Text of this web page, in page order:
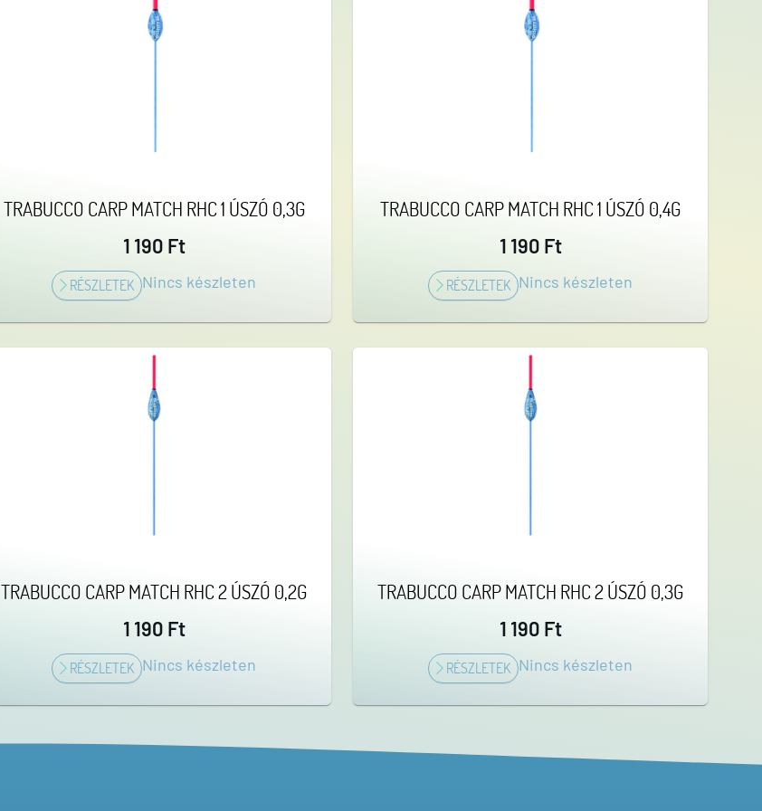
átmérőjű.
TRABUCCO CARP MATCH RHC 1 ÚSZÓ 0,3G
1 190 Ft
RÉSZLETEK Nincs készleten
TRABUCCO CARP MATCH RHC 1 ÚSZÓ 0,4G
1 190 Ft
RÉSZLETEK Nincs készleten
TRABUCCO CARP MATCH RHC 2 ÚSZÓ 0,2G
1 190 Ft
RÉSZLETEK Nincs készleten
TRABUCCO CARP MATCH RHC 2 ÚSZÓ 0,3G
1 190 Ft
RÉSZLETEK Nincs készleten